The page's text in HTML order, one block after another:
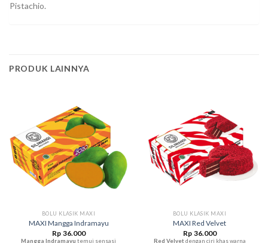
Pistachio.
PRODUK LAINNYA
BOLU KLASIK MAXI
MAXI Mangga Indramayu
Rp 36.000
Mangga Indramayu temui sensasi
BOLU KLASIK MAXI
MAXI Red Velvet
Rp 36.000
Red Velvetdengan ciri khas warna